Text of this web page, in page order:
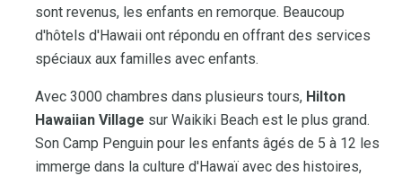
sont revenus, les enfants en remorque. Beaucoup
d'hôtels d'Hawaii ont répondu en offrant des services
spéciaux aux familles avec enfants.
Avec 3000 chambres dans plusieurs tours, Hilton
Hawaiian Village sur Waikiki Beach est le plus grand.
Son Camp Penguin pour les enfants âgés de 5 à 12 les
immerge dans la culture d'Hawaï avec des histoires,